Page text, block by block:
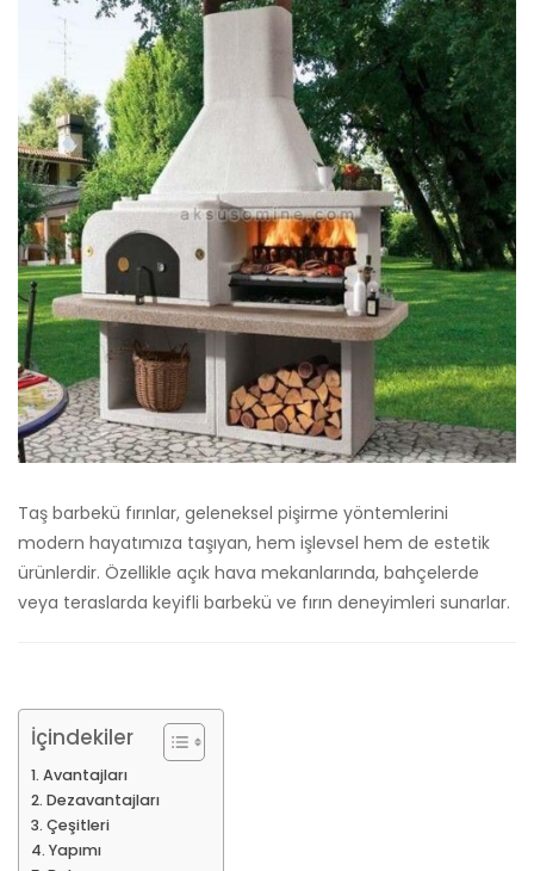
Taş barbekü fırınlar, geleneksel pişirme yöntemlerini
modern hayatımıza taşıyan, hem işlevsel hem de estetik
ürünlerdir. Özellikle açık hava mekanlarında, bahçelerde
veya teraslarda keyifli barbekü ve fırın deneyimleri sunarlar.
İçindekiler
Avantajları
Dezavantajları
Çeşitleri
Yapımı